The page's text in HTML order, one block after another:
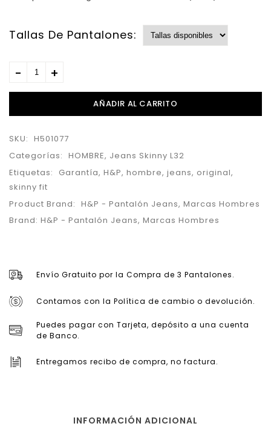
Tallas De Pantalones:
AÑADIR AL CARRITO
SKU: H501077
Categorías: HOMBRE, Jeans Skinny L32
Etiquetas:
Garantía, H&P, hombre, jeans, original,
skinny fit
Product Brand: H&P - Pantalón Jeans, Marcas Hombres
Brand: H&P - Pantalón Jeans, Marcas Hombres
Envío Gratuito por la Compra de 3 Pantalones.
Contamos con la Política de cambio o devolución.
Puedes pagar con Tarjeta, depósito a una cuenta
de Banco.
Entregamos recibo de compra, no factura.
INFORMACIÓN ADICIONAL